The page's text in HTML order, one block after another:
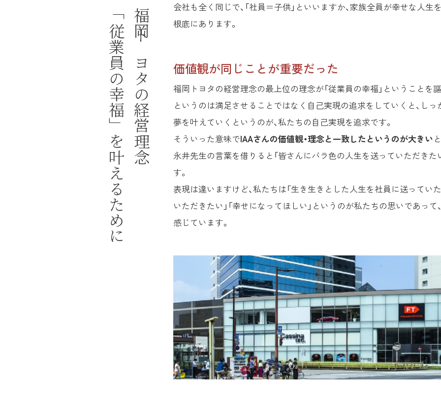
福岡トヨタの経営理念
「従業員の幸福」を叶えるために
会社も全く同じで、「社員＝子供」といいますか、家族全員が幸せな人
根底にあります。
価値観が同じことが重要だった
福岡トヨタの経営理念の最上位の理念が「従業員の幸福」ということを
というのは満足させることではなく自己実現の追求をしていくと、し
夢を叶えていくというのが、私たちの自己実現を追求です。
そういった意味でIAAさんの価値観・理念と一致したというのが大きい
永井先生の言葉を借りると「皆さんにバラ色の人生を送っていただきた
す。
表現は違いますけど、私たちは「生き生きとした人生を社員に送ってい
いただきたい」「幸せになってほしい」というのが私たちの思いであっ
感じています。